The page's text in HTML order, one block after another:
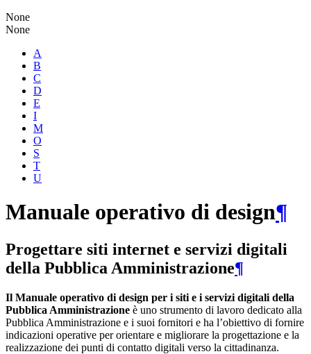
None
None
A
B
C
D
E
I
M
O
S
T
U
Manuale operativo di design¶
Progettare siti internet e servizi digitali
della Pubblica Amministrazione¶
Il Manuale operativo di design per i siti e i servizi digitali della
Pubblica Amministrazione è uno strumento di lavoro dedicato alla
Pubblica Amministrazione e i suoi fornitori e ha l’obiettivo di fornire
indicazioni operative per orientare e migliorare la progettazione e la
realizzazione dei punti di contatto digitali verso la cittadinanza.